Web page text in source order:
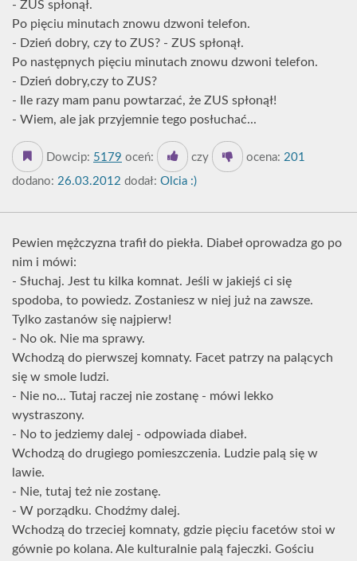
- ZUS spłonął.
Po pięciu minutach znowu dzwoni telefon.
- Dzień dobry, czy to ZUS? - ZUS spłonął.
Po następnych pięciu minutach znowu dzwoni telefon.
- Dzień dobry,czy to ZUS?
- Ile razy mam panu powtarzać, że ZUS spłonął!
- Wiem, ale jak przyjemnie tego posłuchać...
Dowcip: 5179 oceń: czy ocena: 201
dodano: 26.03.2012 dodał: Olcia :)
Pewien mężczyzna trafił do piekła. Diabeł oprowadza go po
nim i mówi:
- Słuchaj. Jest tu kilka komnat. Jeśli w jakiejś ci się
spodoba, to powiedz. Zostaniesz w niej już na zawsze.
Tylko zastanów się najpierw!
- No ok. Nie ma sprawy.
Wchodzą do pierwszej komnaty. Facet patrzy na palących
się w smole ludzi.
- Nie no... Tutaj raczej nie zostanę - mówi lekko
wystraszony.
- No to jedziemy dalej - odpowiada diabeł.
Wchodzą do drugiego pomieszczenia. Ludzie palą się w
lawie.
- Nie, tutaj też nie zostanę.
- W porządku. Chodźmy dalej.
Wchodzą do trzeciej komnaty, gdzie pięciu facetów stoi w
gównie po kolana. Ale kulturalnie palą fajeczki. Gościu